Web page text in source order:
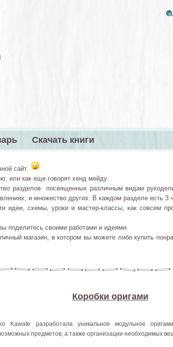
Скачать книги
сайт.
или как еще говорят хенд мейду.
разделов посвященных различным видам
и множество других. В каждом разделе есть 3
идеи, схемы, уроки и мастер-классы, как совсем
поделитесь своими работами и идеями.
магазин, в котором вы можете либо купить
Коробки оригами
Kawate разработала уникальное модульное
предметов, а также организации необходимых